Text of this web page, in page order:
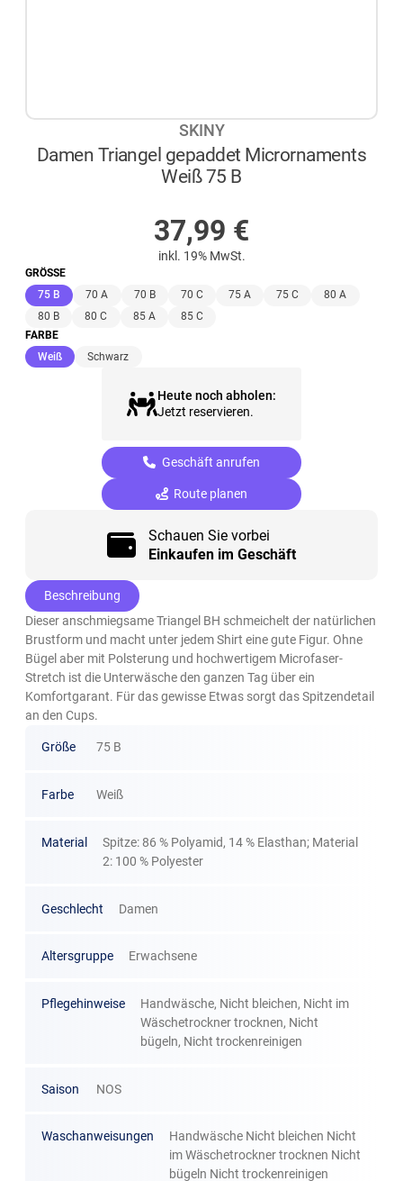
SKINY
Damen Triangel gepaddet Micrornaments
Weiß 75 B
37,99 €
inkl. 19% MwSt.
GRÖSSE
75 B (ausgewählt)
70 A 70 B 70 C 75 A 75 C
80 A
80 B
80 C 85 A
85 C
FARBE
Weiß(ausgewählt)
Schwarz
Heute noch abholen:
Jetzt reservieren.
Geschäft anrufen
Route planen
Schauen Sie vorbei
Einkaufen im Geschäft
Beschreibung
Dieser anschmiegsame Triangel BH schmeichelt der natürlichen
Brustform und macht unter jedem Shirt eine gute Figur. Ohne
Bügel aber mit Polsterung und hochwertigem Microfaser-
Stretch ist die Unterwäsche den ganzen Tag über ein
Komfortgarant. Für das gewisse Etwas sorgt das Spitzendetail
an den Cups.
Größe 75 B
Farbe Weiß
Material
Spitze: 86 % Polyamid, 14 % Elasthan; Material
2: 100 % Polyester
Geschlecht Damen
Altersgruppe Erwachsene
Pflegehinweise
Handwäsche, Nicht bleichen, Nicht im
Wäschetrockner trocknen, Nicht
bügeln, Nicht trockenreinigen
Saison NOS
Waschanweisungen
Handwäsche Nicht bleichen Nicht
im Wäschetrockner trocknen Nicht
bügeln Nicht trockenreinigen